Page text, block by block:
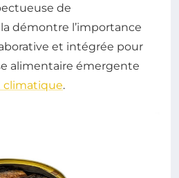
de
démontre l’importance
et intégrée pour
alimentaire émergente
.